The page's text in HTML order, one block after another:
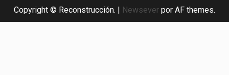
Copyright © Reconstrucción. Newsever por AF themes.